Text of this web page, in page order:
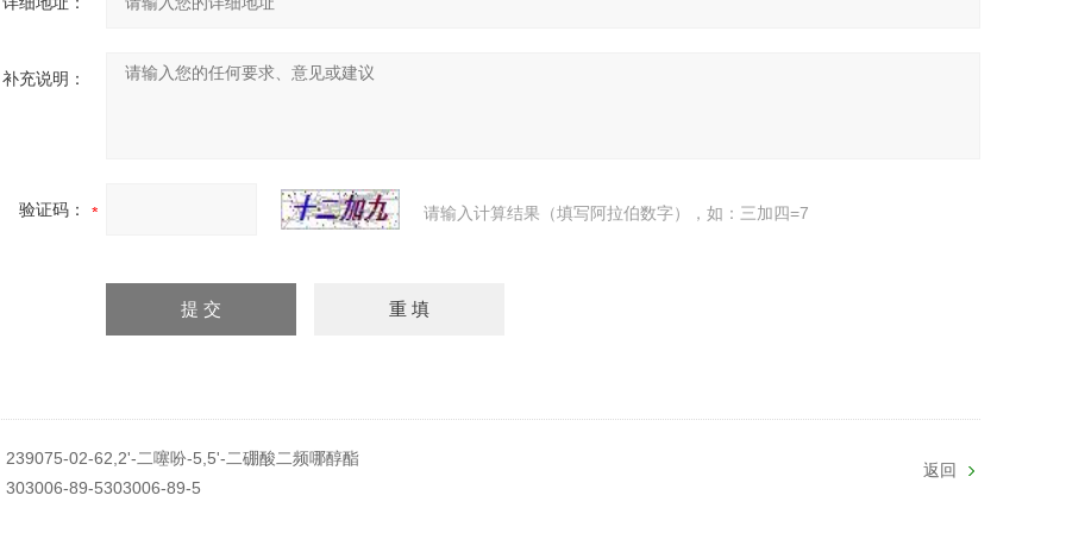
补充说明：
验证码： 请输入计算结果（填写阿拉伯数字），如：三加四=7
239075-02-62,2'-二噻吩-5,5'-二硼酸二频哪醇酯
303006-89-5303006-89-5
返回